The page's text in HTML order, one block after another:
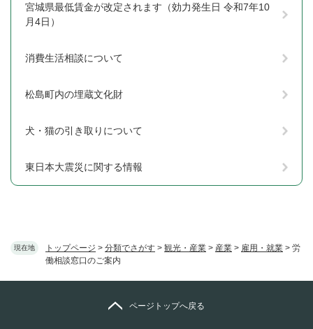
現在地 トップページ > 分類でさがす > 観光・産業 > 産業 > 雇用・就業 > 労
働相談窓口のご案内
宮城県最低賃金が改定されます（効力発生日 令和7年10
月4日）
消費生活相談について
松島町内の埋蔵文化財
犬・猫の引き取りについて
東日本大震災に関する情報
ページトップへ戻る